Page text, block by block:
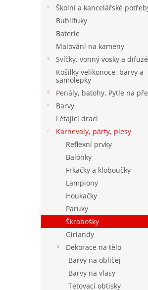
Školní a kancelářské
Bublifuky
Baterie
Malování na kameny
Svíčky, vonný vosky a
Košilky velikonoce, barvy a
samolepky
Penály, batohy, Pytle na
Barvy
Létající draci
Karnevaly, párty, plesy
Reflexní prvky
Balónky
Frkačky a kloboučky
Lampiony
Houkačky
Paruky
Škrabošky
Girlandy
Dekorace na tělo
Barvy na obličej
Barvy na vlasy
Tetovací obtisky